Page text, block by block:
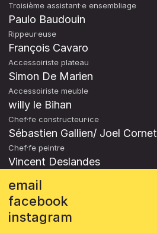
Troisième assistant·e ensembliage
Paulo Baudouin
Rippeur·euse
François Cavaro
Accessoiriste plateau
Simon De Marien
Accessoiriste meuble
willy le Bihan
Chef·fe constructeur·ice
Sébastien Gallien/ Joel Cornet
Chef·fe peintre
Vincent Deslandes
email
facebook
instagram